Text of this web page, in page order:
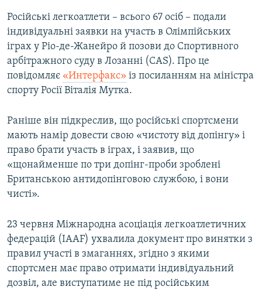
Усі сайти RFE/RL
Російські легкоатлети – всього 67 осіб – подали
індивідуальні заявки на участь в Олімпійських
іграх у Ріо-де-Жанейро й позови до Спортивного
арбітражного суду в Лозанні (CAS). Про це
повідомляє «Интерфакс» із посиланням на міністра
спорту Росії Віталія Мутка.
Раніше він підкреслив, що російські спортсмени
мають намір довести свою «чистоту від допінгу» і
право брати участь в іграх, і заявив, що
«щонайменше по три допінг-проби зроблені
Британською антидопінговою службою, і вони
чисті».
23 червня Міжнародна асоціація легкоатлетичних
федерацій (IAAF) ухвалила документ про винятки з
правил участі в змаганнях, згідно з якими
спортсмен має право отримати індивідуальний
дозвіл, але виступатиме не під російським